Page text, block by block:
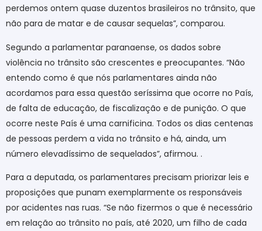
perdemos ontem quase duzentos brasileiros no trânsito, que
não para de matar e de causar sequelas”, comparou.
Segundo a parlamentar paranaense, os dados sobre
violência no trânsito são crescentes e preocupantes. “Não
entendo como é que nós parlamentares ainda não
acordamos para essa questão seríssima que ocorre no País,
de falta de educação, de fiscalização e de punição. O que
ocorre neste País é uma carnificina. Todos os dias centenas
de pessoas perdem a vida no trânsito e há, ainda, um
número elevadíssimo de sequelados”, afirmou. .
Para a deputada, os parlamentares precisam priorizar leis e
proposições que punam exemplarmente os responsáveis
por acidentes nas ruas. “Se não fizermos o que é necessário
em relação ao trânsito no país, até 2020, um filho de cada